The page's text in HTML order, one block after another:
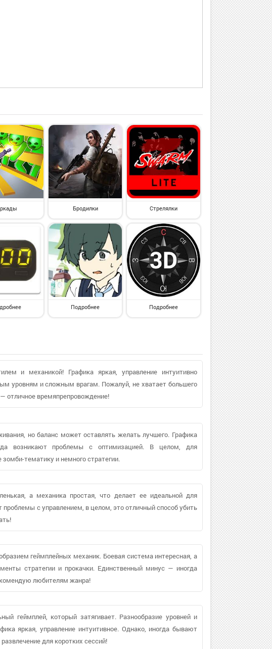
Бродилки Стрелялки
Подробнее Подробнее
и механикой! Графика яркая, управление интуитивно
уровням и сложным врагам. Пожалуй, не хватает большего
отличное времяпрепровождение!
но баланс может оставлять желать лучшего. Графика
возникают проблемы с оптимизацией. В целом, для
тематику и немного стратегии.
а механика простая, что делает ее идеальной для
проблемы с управлением, в целом, это отличный способ убить
геймплейных механик. Боевая система интересная, а
стратегии и прокачки. Единственный минус — иногда
любителям жанра!
геймплей, который затягивает. Разнообразие уровней и
яркая, управление интуитивное. Однако, иногда бывают
для коротких сессий!